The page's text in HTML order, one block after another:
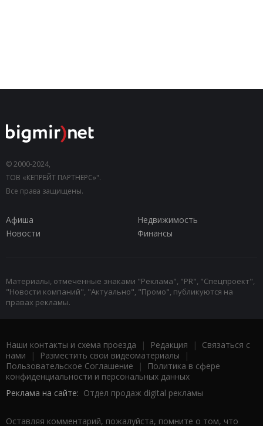
© 2000-2024,
ТОВ «КЕПРЕЙТ ПАРТНЕРС»".
Все права защищены.
Афиша
Недвижимость
Новости
Финансы
Материалы, отмеченные знаками "Реклама", "PR", "Спецпроект",
"Новости компаний", "Актуально", "Промо", публикуются на
правах рекламы.
Наши контакты и схема проезда | Редакция | Связаться с
нами | Разместить свои видеоматериалы |
Пользовательское Соглашение |
Политика в сфере
конфиденциальности и персональных данных
Реклама на сайте: Отдел продаж digital рекламы
Оставляя комментарий, пожалуйста, помните о том, что